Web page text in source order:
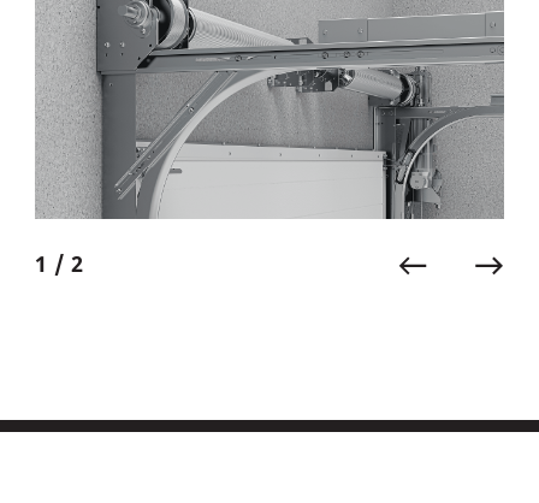
1 / 2